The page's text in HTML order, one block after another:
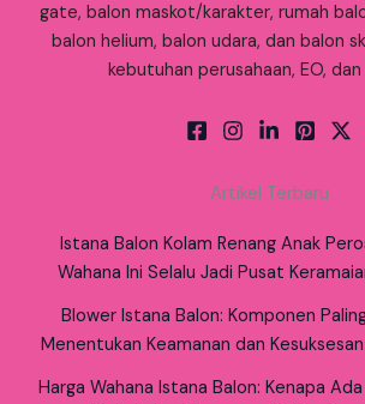
gate, balon maskot/karakter, rumah
balon helium, balon udara, dan balon
kebutuhan perusahaan, EO,
Artikel Terbaru
Istana Balon Kolam Renang Anak
Wahana Ini Selalu Jadi Pusat
Blower Istana Balon: Komponen
Menentukan Keamanan dan
Harga Wahana Istana Balon: Kenapa